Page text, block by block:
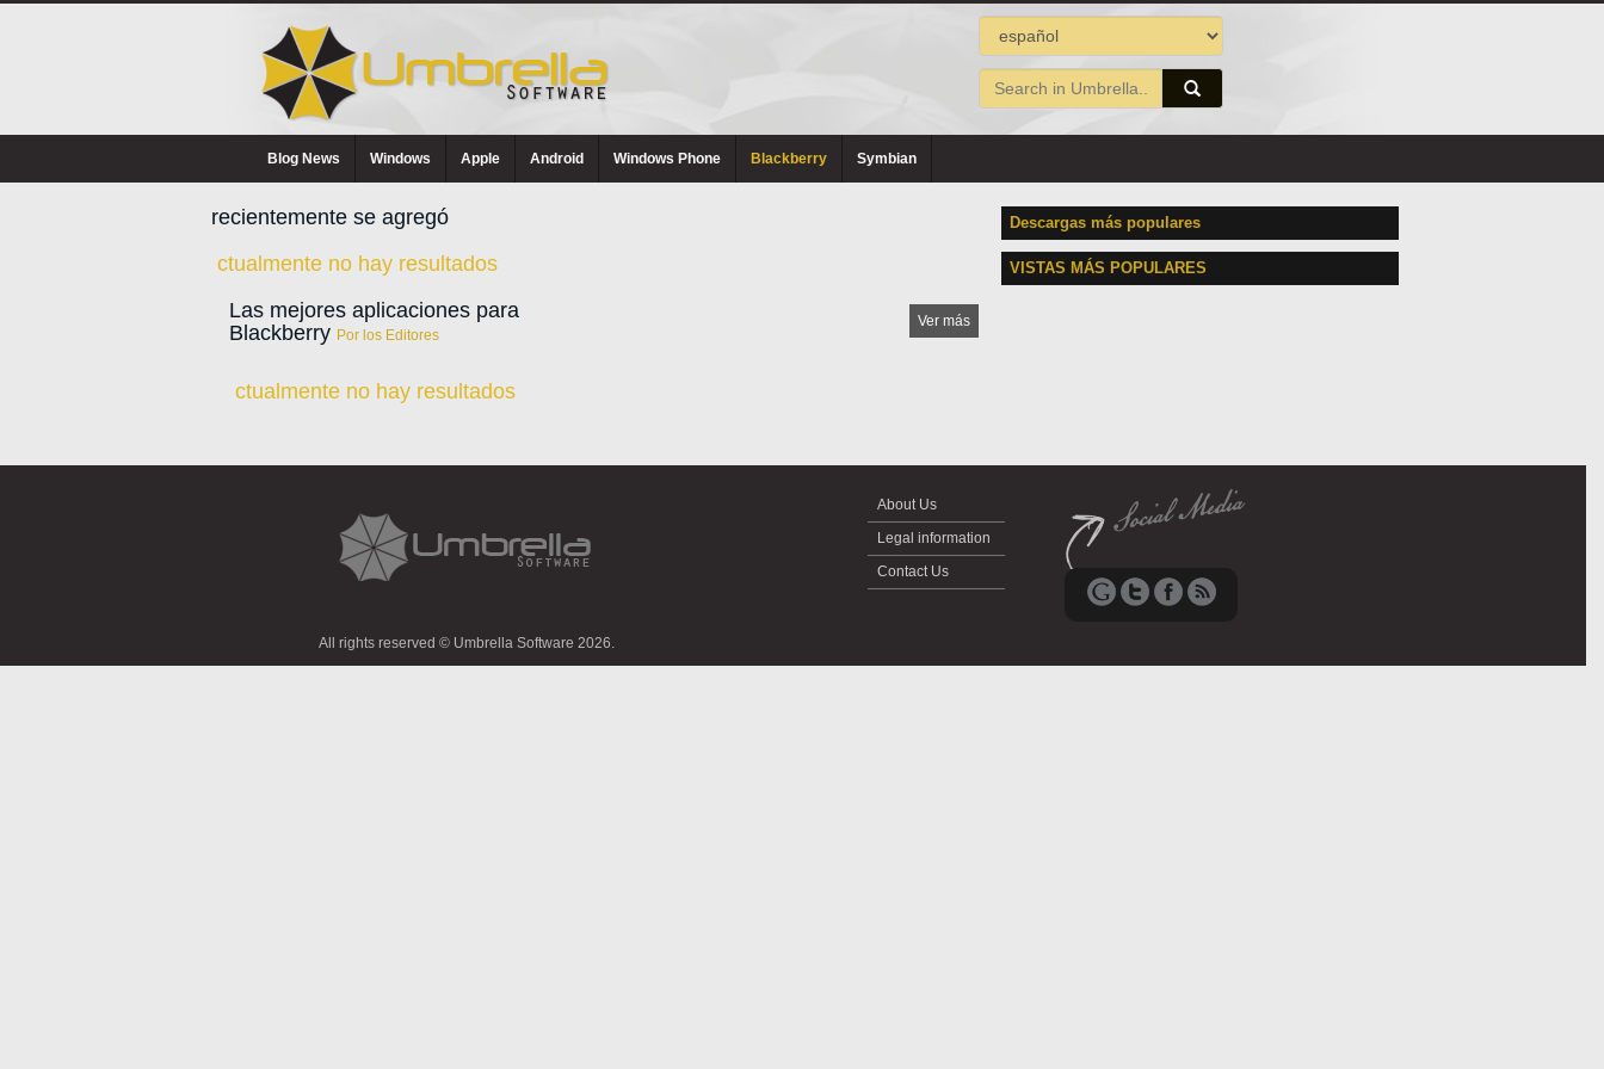
Blog News Windows Apple Android Windows Phone Blackberry Symbian
recientemente se agregó
ctualmente no hay resultados
Las mejores aplicaciones para
Blackberry Por los Editores
Ver más
ctualmente no hay resultados
Descargas más populares
VISTAS MÁS POPULARES
About Us
Legal information
Contact Us
All rights reserved © Umbrella Software 2026.